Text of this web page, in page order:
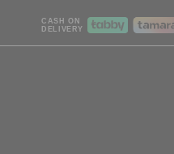
CASH ON
DELIVERY